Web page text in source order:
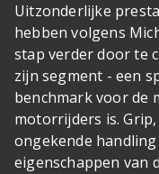
Uitzonderlijke
hebben volgens
stap verder door te
zijn segment - een
benchmark voor de
motorrijders is.
ongekende
eigenschappen van